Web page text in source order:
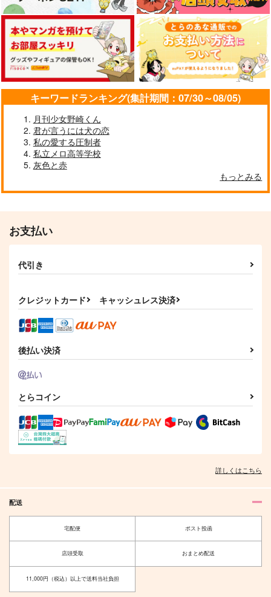
ナヲフもち
1,100円（税込）
高杉晋作×隠し刀♀
サンプル
陸路
700円 （税込）
森長可×高杉晋作
サンプル
空色林檎
1,430円（税込）
森長可×高杉晋作
サンプル
岡田君のクセに生意気
4624
岡田以蔵×高杉晋作
サンプル
作品詳細
キリンジ、猫にな
シナノガワ
高杉晋作×ぐだ子
キーワードランキング(集計期間：07/30～08/05)
月刊少女野崎くん
君が言うには犬の恋
私の愛する圧制者
私立メロ高等学校
灰色と赤
もっとみる
お支払い
代引き
クレジットカード キャッシュレス決済
後払い決済
とらコイン
詳しくはこちら
配送
宅配便 ポスト投函
店頭受取 おまとめ配送
11,000円（税込）以上で送料当社負担